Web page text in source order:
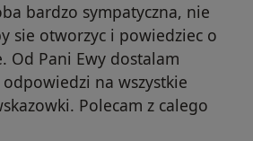
bardzo sympatyczna, nie
sie otworzyc i powiedziec o
Od Pani Ewy dostalam
na wszystkie
Polecam z calego